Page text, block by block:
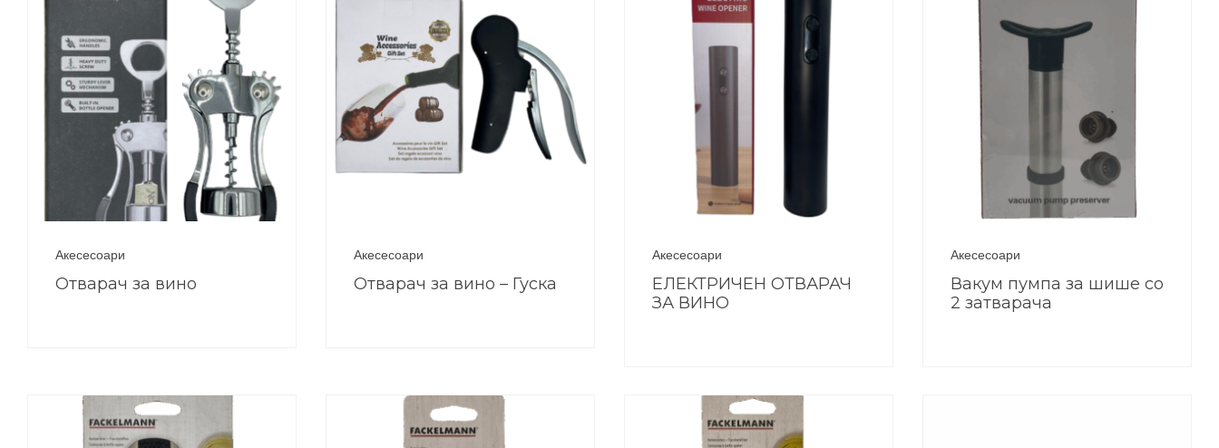
Акесесоари
Отварач за вино
Акесесоари
Отварач за вино – Гуска
Акесесоари
ЕЛЕКТРИЧЕН ОТВАРАЧ
ЗА ВИНО
Акесесоари
Вакум пумпа за шише со
2 затварача